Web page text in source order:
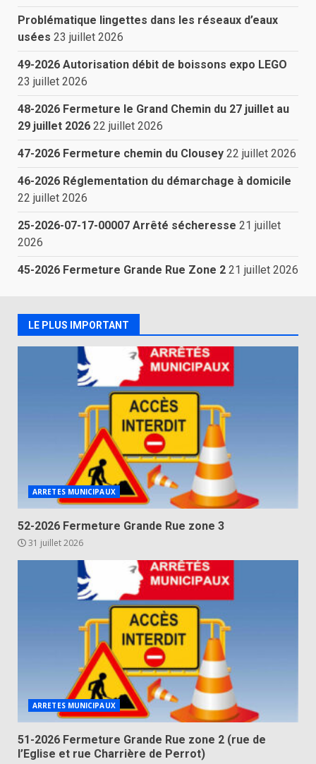
Problématique lingettes dans les réseaux d’eaux
usées 23 juillet 2026
49-2026 Autorisation débit de boissons expo LEGO
23 juillet 2026
48-2026 Fermeture le Grand Chemin du 27 juillet au
29 juillet 2026 22 juillet 2026
47-2026 Fermeture chemin du Clousey 22 juillet 2026
46-2026 Réglementation du démarchage à domicile
22 juillet 2026
25-2026-07-17-00007 Arrêté sécheresse 21 juillet
2026
45-2026 Fermeture Grande Rue Zone 2 21 juillet 2026
LE PLUS IMPORTANT
ARRETES MUNICIPAUX
52-2026 Fermeture Grande Rue zone 3
31 juillet 2026
ARRETES MUNICIPAUX
51-2026 Fermeture Grande Rue zone 2 (rue de
l’Eglise et rue Charrière de Perrot)